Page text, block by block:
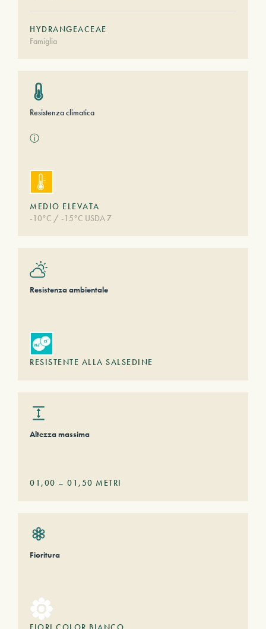
HYDRANGEACEAE
Famiglia
Resistenza climatica
ⓘ
MEDIO ELEVATA
-10°C / -15°C USDA 7
Resistenza ambientale
RESISTENTE ALLA SALSEDINE
Altezza massima
01,00 – 01,50 METRI
Fioritura